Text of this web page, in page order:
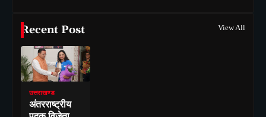
Recent Post View All
उत्तराखण्ड
अंतरराष्ट्रीय